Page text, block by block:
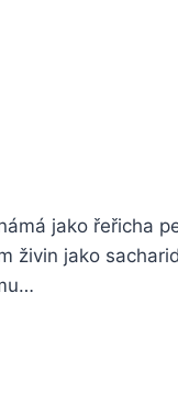
jako řeřicha
jako